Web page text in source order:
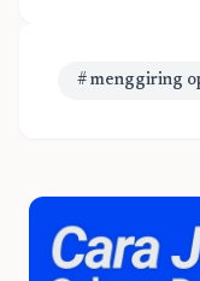
# menggiring